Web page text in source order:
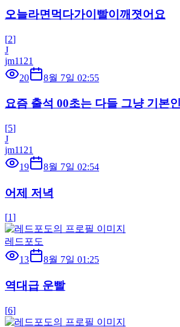
오늘라면먹다가이빨이깨졋어요
[2]
J
jm1121
20
8월 7일 02:55
요즘 출석 00초는 다들 그냥 기본
[5]
J
jm1121
19
8월 7일 02:54
어제 저녁
[1]
레드포도
13
8월 7일 01:25
역대급 운빨
[6]